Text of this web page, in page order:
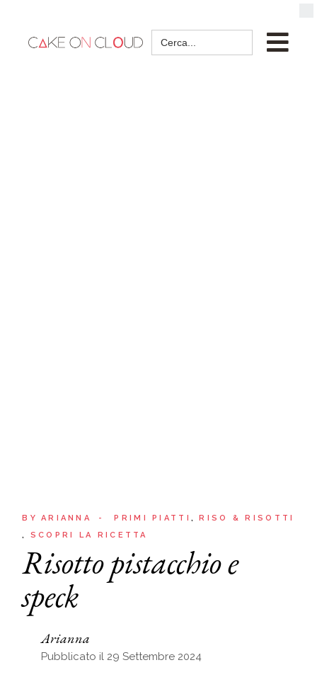
Search
for:
BY ARIANNA PRIMI PIATTI
RISO & RISOTTI
SCOPRI LA RICETTA
Risotto pistacchio e
speck
Arianna
Pubblicato il 29 Settembre 2024